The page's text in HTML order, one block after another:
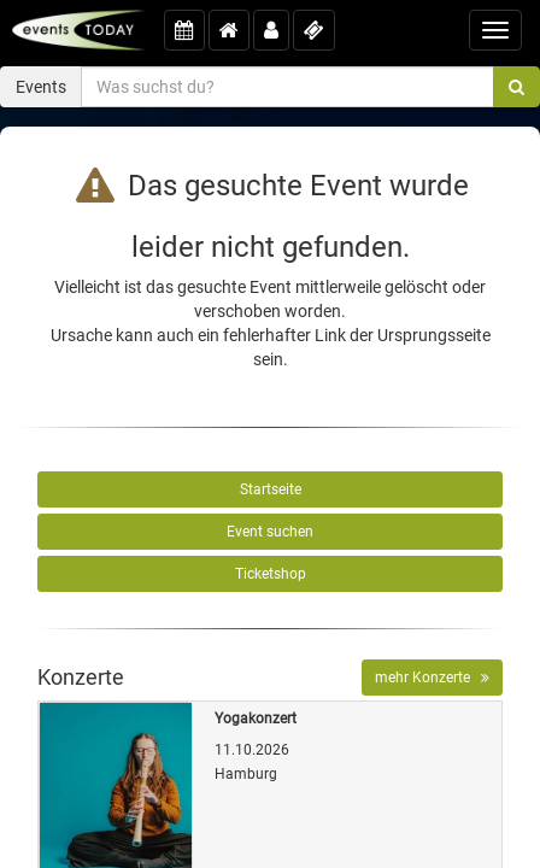
Events
Das gesuchte Event wurde
leider nicht gefunden.
Vielleicht ist das gesuchte Event mittlerweile gelöscht oder
verschoben worden.
Ursache kann auch ein fehlerhafter Link der Ursprungsseite
sein.
Startseite
Event suchen
Ticketshop
Konzerte mehr Konzerte
Yogakonzert
11.10.2026
Hamburg